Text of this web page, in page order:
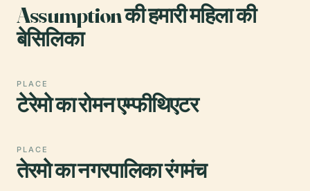
Assumption की हमारी महिला की
बेसिलिका
PLACE
टेरेमो का रोमन एम्फीथिएटर
PLACE
तेरमो का नगरपालिका रंगमंच